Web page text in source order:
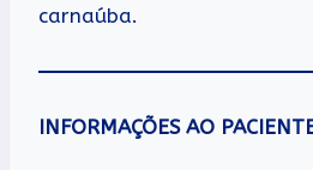
carnaúba.
INFORMAÇÕES AO